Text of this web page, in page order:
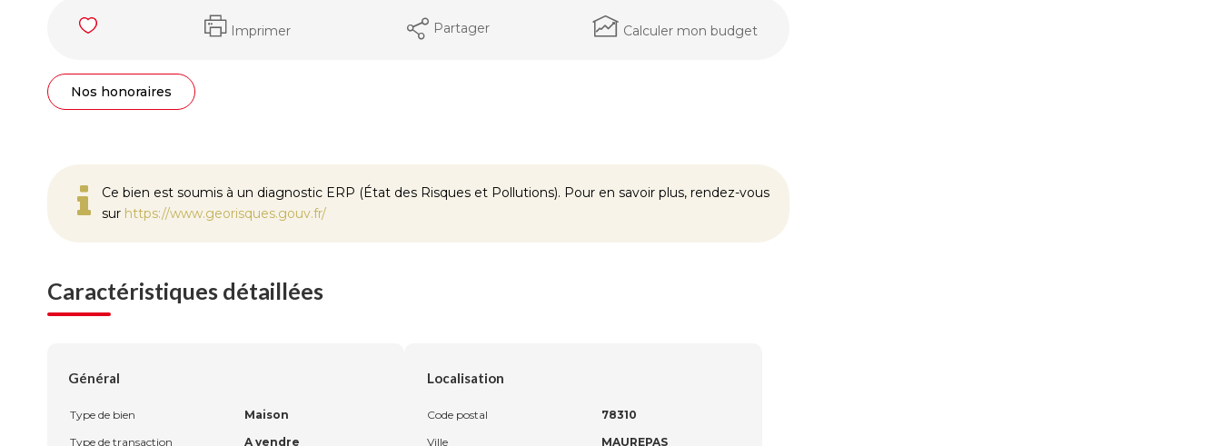
Imprimer Partager Calculer mon budget
Nos honoraires
Ce bien est soumis à un diagnostic ERP (État des Risques et Pollutions). Pour en savoir plus, rendez-vous
sur https://www.georisques.gouv.fr/
Caractéristiques détaillées
Général
Type de bien
Maison
Type de transaction
A vendre
Localisation
Code postal
78310
Ville
MAUREPAS